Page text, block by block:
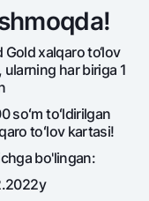
Shaxsiy kabinet
xalqaro to‘lov
ularning har biriga 1
soʻm toʻldirilgan
toʻlov kartasi!
bo'lingan: